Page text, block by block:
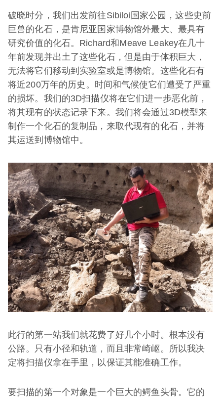
破晓时分，我们出发前往Sibiloi国家公园，这些史前
巨兽的化石，是肯尼亚国家博物馆外最大、最具有
研究价值的化石。Richard和Meave Leakey在几十
年前发现并出土了这些化石，但是由于体积巨大，
无法将它们移动到实验室或是博物馆。这些化石有
将近200万年的历史。时间和气候使它们遭受了严重
的损坏。我们的3D扫描仪将在它们进一步恶化前，
将其现有的状态记录下来。我们将会通过3D模型来
制作一个化石的复制品，来取代现有的化石，并将
其运送到博物馆中。
此行的第一站我们就花费了好几个小时。根本没有
公路。只有小径和轨道，而且非常崎岖。所以我决
定将扫描仪拿在手里，以保证其能准确工作。
要扫描的第一个对象是一个巨大的鳄鱼头骨。它的